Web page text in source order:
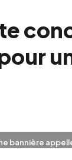
bannière